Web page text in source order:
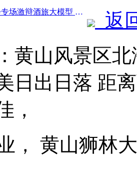
前一篇：云栖大会专场激辩酒旅大模型 今年新开酒店客房40%已配备智能助手
返
黄山风景区
日出日落 距
，
， 黄山狮